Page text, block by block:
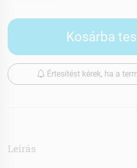
Kosárba
Értesítést kérek, ha a
Leírás